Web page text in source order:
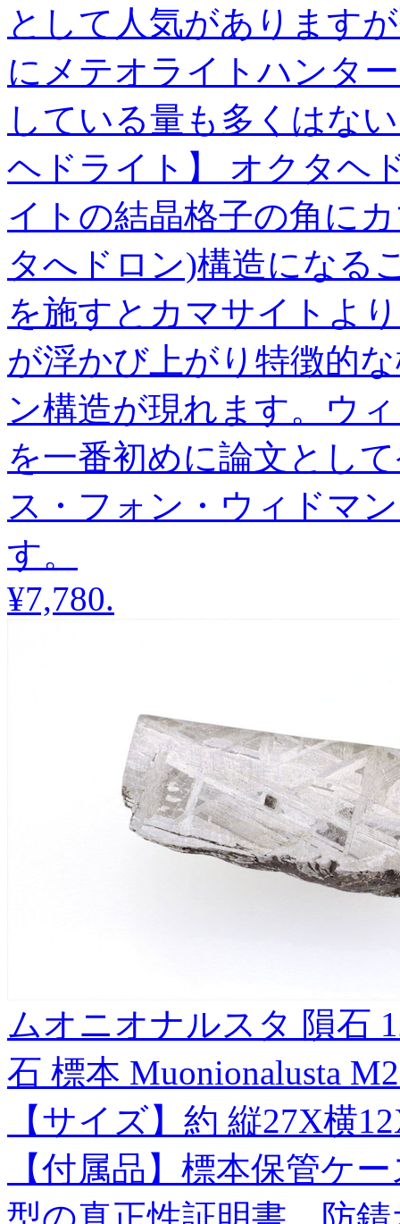
として人気があります
にメテオライトハンタ
している量も多くはな
ヘドライト】 オクタヘ
イトの結晶格子の角に
タへドロン)構造になる
を施すとカマサイトよ
が浮かび上がり特徴的
ン構造が現れます。ウ
を一番初めに論文とし
ス・フォン・ウィドマ
す。
¥7,780.
ムオニオナルスタ 隕石
石 標本 Muonionalusta
【サイズ】約 縦27X横
【付属品】標本保管ケ